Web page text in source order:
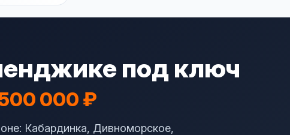
под ключ
000 ₽
Кабардинка, Дивноморское,